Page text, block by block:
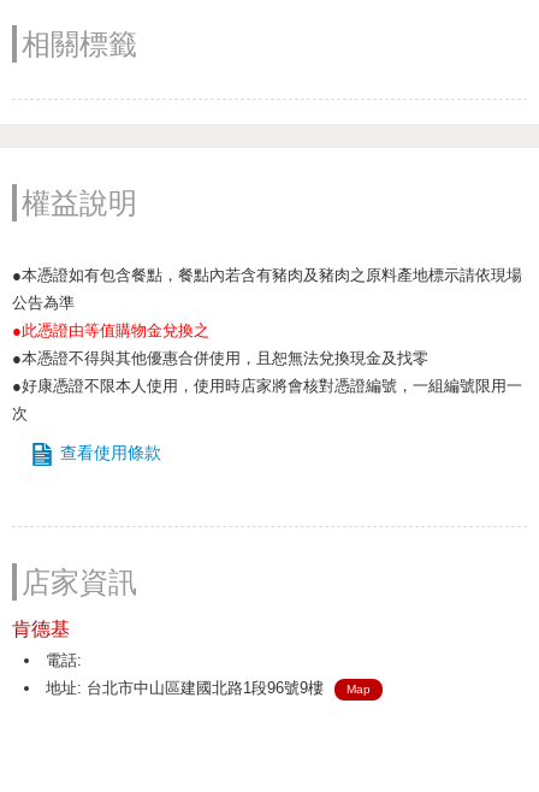
相關標籤
權益說明
●本憑證如有包含餐點，餐點內若含有豬肉及豬肉之原料產地標示請依現場
公告為準
●此憑證由等值購物金兌換之
●本憑證不得與其他優惠合併使用，且恕無法兌換現金及找零
●好康憑證不限本人使用，使用時店家將會核對憑證編號，一組編號限用一
次
查看使用條款
店家資訊
肯德基
電話:
地址: 台北市中山區建國北路1段96號9樓
Map